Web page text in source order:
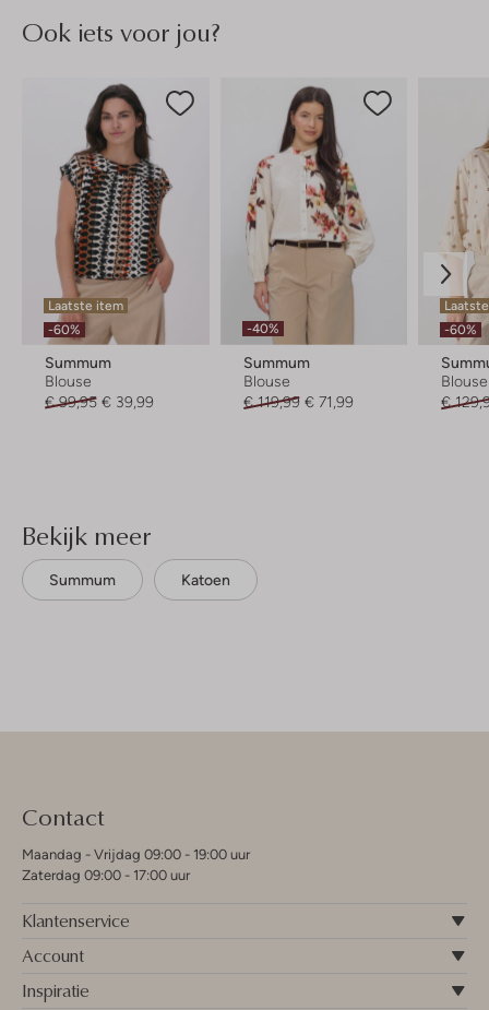
Ook iets voor jou?
Laatste item
-60%
Summum
Blouse
€ 99,95 € 39,99
-40%
Summum
Blouse
€ 119,99 € 71,99
-60%
Blouse
€
Bekijk meer
Summum Katoen
Contact
Maandag - Vrijdag 09:00 - 19:00 uur
Zaterdag 09:00 - 17:00 uur
Klantenservice
Account
Inspiratie